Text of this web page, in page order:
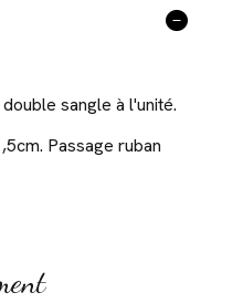
sangle à l'unité.
Passage ruban